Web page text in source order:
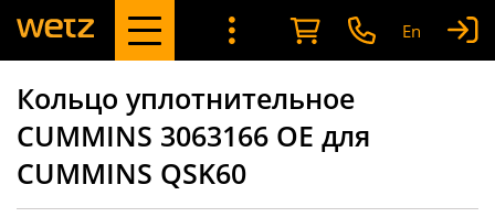
En
Кольцо уплотнительное
CUMMINS 3063166 OE для
CUMMINS QSK60